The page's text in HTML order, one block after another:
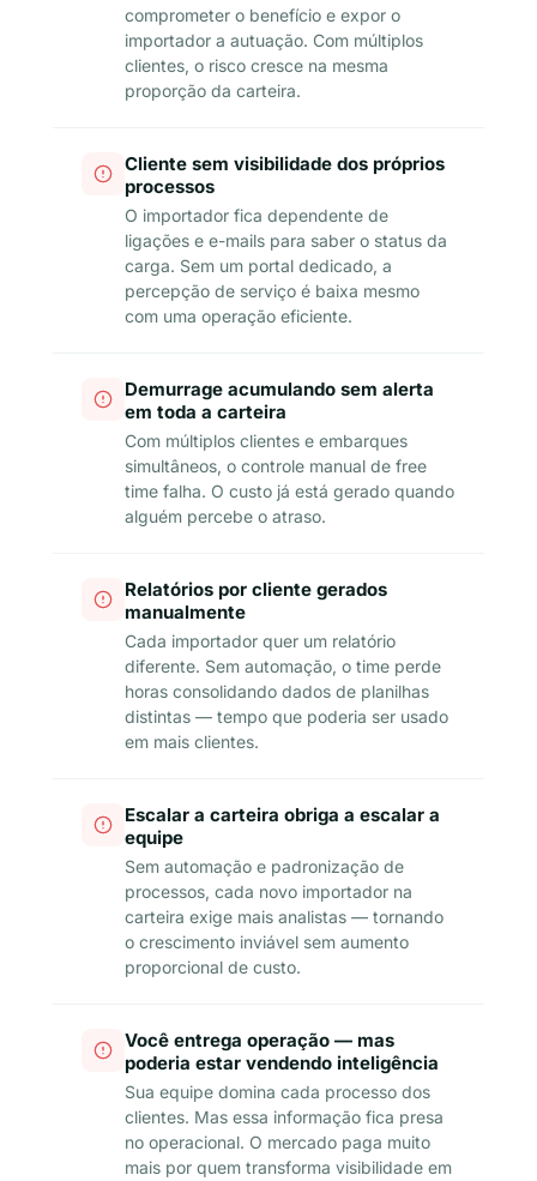
comprometer o benefício e expor o
importador a autuação. Com múltiplos
clientes, o risco cresce na mesma
proporção da carteira.
Cliente sem visibilidade dos próprios
processos
O importador fica dependente de
ligações e e-mails para saber o status da
carga. Sem um portal dedicado, a
percepção de serviço é baixa mesmo
com uma operação eficiente.
Demurrage acumulando sem alerta
em toda a carteira
Com múltiplos clientes e embarques
simultâneos, o controle manual de free
time falha. O custo já está gerado quando
alguém percebe o atraso.
Relatórios por cliente gerados
manualmente
Cada importador quer um relatório
diferente. Sem automação, o time perde
horas consolidando dados de planilhas
distintas — tempo que poderia ser usado
em mais clientes.
Escalar a carteira obriga a escalar a
equipe
Sem automação e padronização de
processos, cada novo importador na
carteira exige mais analistas — tornando
o crescimento inviável sem aumento
proporcional de custo.
Você entrega operação — mas
poderia estar vendendo inteligência
Sua equipe domina cada processo dos
clientes. Mas essa informação fica presa
no operacional. O mercado paga muito
mais por quem transforma visibilidade em